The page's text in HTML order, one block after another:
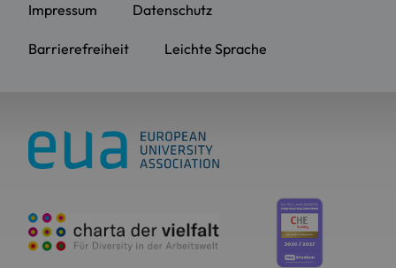
Impressum Datenschutz
Barrierefreiheit Leichte Sprache